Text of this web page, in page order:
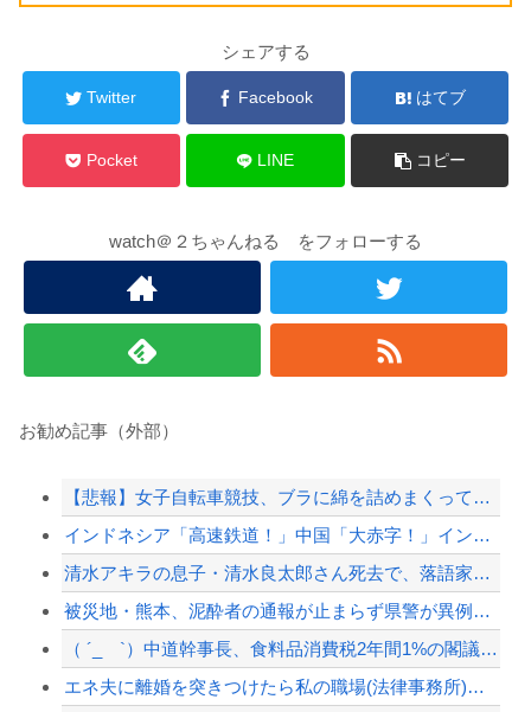
シェアする
Twitter Facebook はてブ
Pocket LINE コピー
watch＠２ちゃんねる をフォローする
お勧め記事（外部）
【悲報】女子自転車競技、ブラに綿を詰めまくって空気抵抗を減らすチート技が発覚ｗｗｗ
インドネシア「高速鉄道！」中国「大赤字！」インドネシア「運営会社の株式購入！（負債対...
清水アキラの息子・清水良太郎さん死去で、落語家・柳家小はだが「いじめ」「暴行」被害告...
被災地・熊本、泥酔者の通報が止まらず県警が異例のお願い
（ ´_ゝ`）中道幹事長、食料品消費税2年間1%の閣議決定を批判 → 記者「中道改革...
エネ夫に離婚を突きつけたら私の職場(法律事務所)に乗り込んできた 堂々と「離婚の法律...